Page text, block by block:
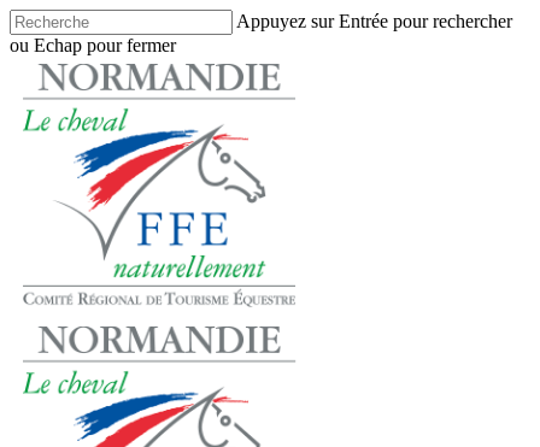
Skip
to
main
content
Appuyez sur Entrée pour rechercher
ou Echap pour fermer
Close
Search